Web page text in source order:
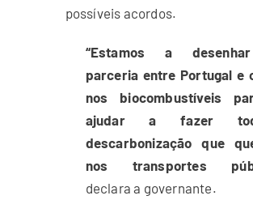
possíveis acordos.
“Estamos a
parceria entre Portugal e
nos biocombustíveis
ajudar a fazer
descarbonização que
nos transportes
declara a governante.